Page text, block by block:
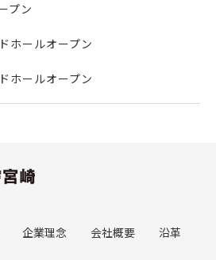
プン
ホールオープン
ホールオープン
企業理念 会社概要
沿革